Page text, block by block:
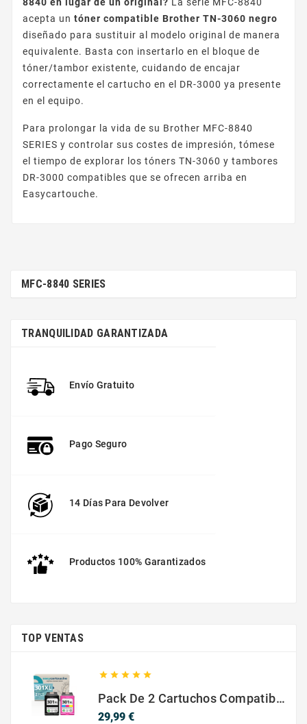
acepta un tóner compatible Brother TN-3060 negro
diseñado para sustituir al modelo original de manera
equivalente. Basta con insertarlo en el bloque de
tóner/tambor existente, cuidando de encajar
correctamente el cartucho en el DR-3000 ya presente
en el equipo.
Para prolongar la vida de su Brother MFC-8840
SERIES y controlar sus costes de impresión, tómese
el tiempo de explorar los tóners TN-3060 y tambores
DR-3000 compatibles que se ofrecen arriba en
Easycartouche.
MFC-8840 SERIES
TRANQUILIDAD GARANTIZADA
Envío Gratuito
Pago Seguro
14 Días Para Devolver
Productos 100% Garantizados
TOP VENTAS
    
Pack De 2 Cartuchos Compatibles Con HP 301 XL Negro Y Color
29,99 €Precio